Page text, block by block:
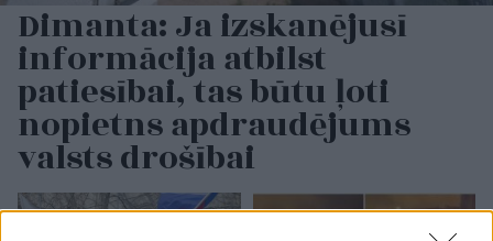
Dimanta: Ja izskanējusī
informācija atbilst
patiesībai, tas būtu ļoti
nopietns apdraudējums
valsts drošībai